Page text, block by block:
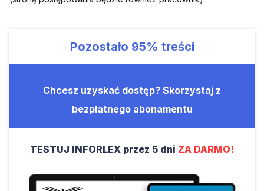
Pozostało 95% treści
Chcesz uzyskać dostęp? Skorzystaj z
bezpłatnego abonamentu
TESTUJ INFORLEX przez 5 dni ZA DARMO!